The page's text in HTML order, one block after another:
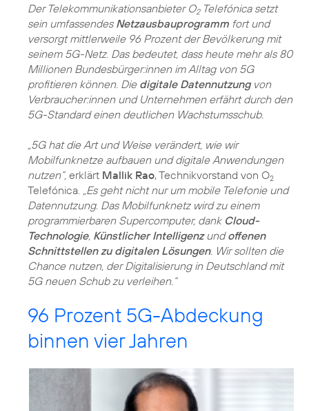
Der Telekommunikationsanbieter O2Telefónica setzt
sein umfassendes Netzausbauprogramm fort und
versorgt mittlerweile 96 Prozent der Bevölkerung mit
seinem 5G-Netz. Das bedeutet, dass heute mehr als 80
Millionen Bundesbürger:innen im Alltag von 5G
profitieren können. Die digitale Datennutzungvon
Verbraucher:innen und Unternehmen erfährt durch den
5G-Standard einen deutlichen Wachstumsschub.
„5G hat die Art und Weise verändert, wie wir
Mobilfunknetze aufbauen und digitale Anwendungen
nutzen“, erklärt Mallik Rao, Technikvorstand von O2
Telefónica.
„Es geht nicht nur um mobile Telefonie und
Datennutzung. Das Mobilfunknetz wird zu einem
programmierbaren Supercomputer, dank Cloud-
Technologie, Künstlicher Intelligenzundoffenen
Schnittstellen zu digitalen Lösungen. Wir sollten die
Chance nutzen, der Digitalisierung in Deutschland mit
5G neuen Schub zu verleihen.“
96 Prozent 5G-Abdeckung
binnen vier Jahren